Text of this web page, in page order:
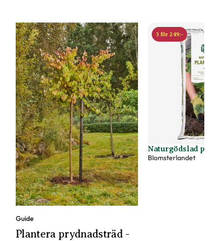
Guide
Plantera prydnadsträd -
3 för 249:-
Naturgödslad
Blomsterlandet